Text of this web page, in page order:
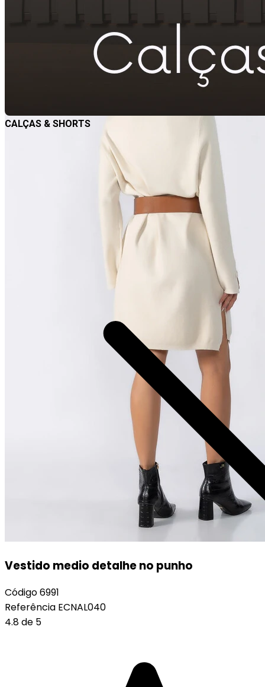
CALÇAS & SHORTS
Vestido medio detalhe no punho
Código6991
Referência ECNAL040
4.8 de 5